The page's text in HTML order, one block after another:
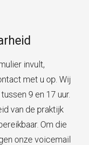
invult,
met u op. Wij
9 en 17 uur.
van de praktijk
Om die
onze voicemail